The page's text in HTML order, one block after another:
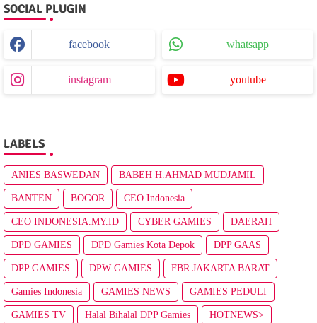
SOCIAL PLUGIN
facebook whatsapp
instagram youtube
LABELS
ANIES BASWEDAN BABEH H.AHMAD MUDJAMIL
BANTEN BOGOR CEO Indonesia
CEO INDONESIA.MY.ID CYBER GAMIES DAERAH
DPD GAMIES DPD Gamies Kota Depok DPP GAAS
DPP GAMIES DPW GAMIES FBR JAKARTA BARAT
Gamies Indonesia GAMIES NEWS GAMIES PEDULI
GAMIES TV Halal Bihalal DPP Gamies HOTNEWS>